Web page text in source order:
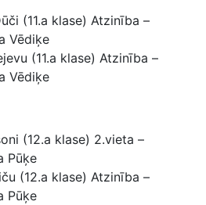
(11.a klase) Atzinība –
Vēdiķe
(11.a klase) Atzinība –
Vēdiķe
(12.a klase) 2.vieta –
Pūķe
(12.a klase) Atzinība –
Pūķe